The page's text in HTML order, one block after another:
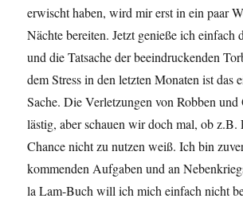
erwischt haben, wird mir erst in ein paar
Nächte bereiten. Jetzt genieße ich einfach
und die Tatsache der beeindruckenden
dem Stress in den letzten Monaten ist das
Sache. Die Verletzungen von Robben
lästig, aber schauen wir doch mal, ob z.B.
Chance nicht zu nutzen weiß. Ich bin
kommenden Aufgaben und an
la Lam-Buch will ich mich einfach nicht